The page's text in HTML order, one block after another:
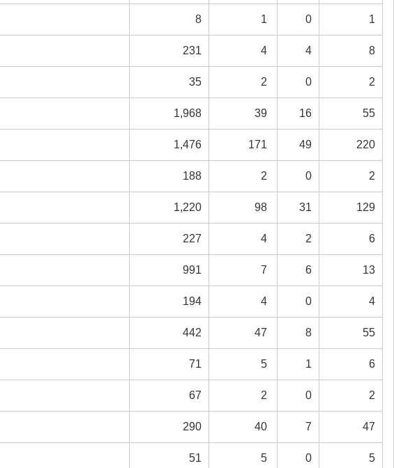
8 1 0 1
231 4 4 8
35 2 0 2
1,968 39 16 55
1,476 171 49 220
188 2 0 2
1,220 98 31 129
227 4 2 6
991 7 6 13
194 4 0 4
442 47 8 55
71 5 1 6
67 2 0 2
290 40 7 47
51 5 0 5